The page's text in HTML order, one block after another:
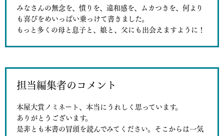
みなさんの無念を、憤りを、違和感を、ムカつきを、何より
も喜びをめいっぱい乗っけて書きました。
もっと多くの母と息子と、娘と、父にも出会えますように！
担当編集者のコメント
本屋大賞ノミネート、本当にうれしく思っています。
ありがとうございます。
是非とも本書の冒頭を読んでみてください。そこからは一気